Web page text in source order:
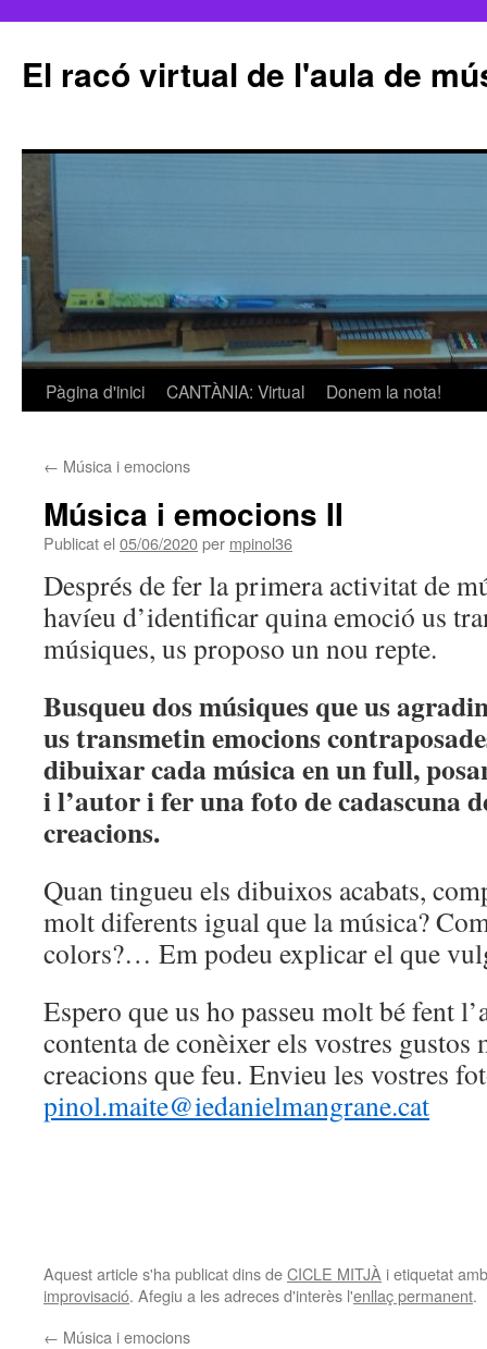
El racó virtual de l'aula de
Vés
contingut
Pàgina d'inici CANTÀNIA: Virtual Donem la nota!
← Música i emocions
Música i emocions II
Publicat el 05/06/2020per mpinol36
Després de fer la primera activitat de
havíeu d’identificar quina emoció us
músiques, us proposo un nou repte.
Busqueu dos músiques que us
us transmetin emocions
dibuixar cada música en un full,
i l’autor i fer una foto de cadascuna
creacions.
Quan tingueu els dibuixos acabats,
molt diferents igual que la música?
colors?… Em podeu explicar el que
Espero que us ho passeu molt bé fent
contenta de conèixer els vostres gustos
creacions que feu. Envieu les vostres
pinol.maite@iedanielmangrane.cat
Aquest article s'ha publicat dins deCICLE MITJÀ i etiquetat
improvisació. Afegiu a les adreces d'interès l'enllaç permanent.
← Música i emocions